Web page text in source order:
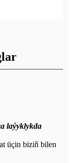
laýyklykda
üçin biziň bilen